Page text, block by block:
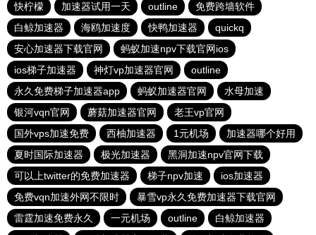
快柠檬
加速器试用一天 outline
免费跨墙软件
白鲸加速器
海鸥加速度 快鸭加速器
quickq
安心加速器下载官网
蚂蚁加速npv下载官网ios
ios梯子加速器
神灯vp加速器官网
outline
永久免费梯子加速器app
蚂蚁加速器官网
水母加速
银河vqn官网
蘑菇加速器官网
老王vp官网
国外vps加速免费
西柚加速器 1元机场
加速器哪个好用
夏时国际加速器
极光加速器
黑洞加速npv官网下载
可以上twitter的免费加速器
梯子npv加速
ios加速器
免费vqn加速外网不限时
暴雪vp永久免费加速器下载官网
雷霆加速免费永久
一元机场 outline
白鲸加速器